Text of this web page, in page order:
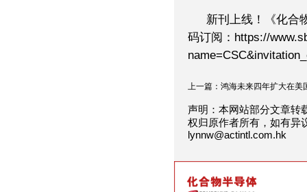
新刊上线！《化合
码订阅：https://
上一篇：鸿海未来四年扩大在美
声明：本网站部分文章转
权归原作者所有，如有异
lynnw@actintl.com.hk